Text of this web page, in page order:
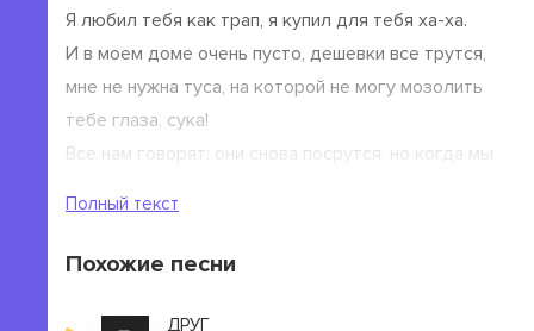
Я любил тебя как трап, я купил для тебя ха-ха.
И в моем доме очень пусто, дешевки все трутся,
мне не нужна туса, на которой не могу мозолить
тебе глаза, сука!
Все нам говорят: они снова посрутся, но когда мы
мы должны гореть, ебаться,жить, просто будь моей
Damn,на твоих запястьях, на мне есть проклятье,
Полный текст
Похожие песни
ДРУГ